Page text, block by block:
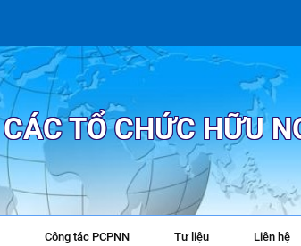
TỔ CHỨC HỮU
Công tác PCPNN Tư liệu Liên hệ